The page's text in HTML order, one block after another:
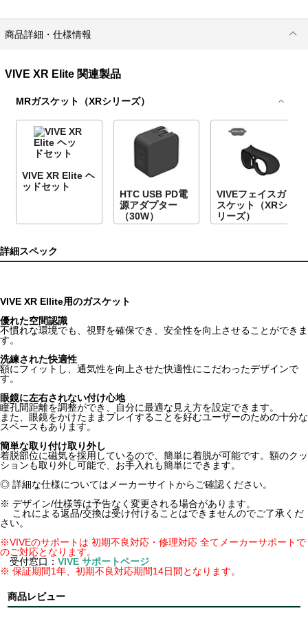
商品詳細・仕様情報
VIVE XR Elite 関連製品
MRガスケット（XRシリーズ）
VIVE XR Elite ヘ
ッドセット
HTC USB PD電
源アダプター
（30W）
VIVEフェイスガ
スケット（XRシ
リーズ）
詳細スペック
VIVE XR Ellite用のガスケット
優れた空間認識
不慣れな環境でも、視野を確保でき、安全性を向上させることができま
す。
洗練された快適性
額にフィットし、通気性を向上させた快適性にこだわったデザインで
す。
眼鏡に左右されない付け心地
瞳孔間距離を調整ができ、自分に最適な見え方を設定できます。
また、眼鏡をかけたままプレイすることを好むユーザーのための十分な
スペースもあります。
簡単な取り付け取り外し
着脱部位に磁気を採用しているので、簡単に着脱が可能です。額のクッ
ションも取り外し可能で、お手入れも簡単にできます。
◎ 詳細な仕様についてはメーカーサイトからご確認ください。
※ デザイン/仕様等は予告なく変更される場合があります。
これによる返品/交換は受け付けることはできませんのでご了承くだ
さい。
※VIVEのサポートは 初期不良対応・修理対応 全てメーカーサポートで
のご対応となります。
受付窓口： VIVE サポートページ
※ 保証期間1年、初期不良対応期間14日間となります。
商品レビュー